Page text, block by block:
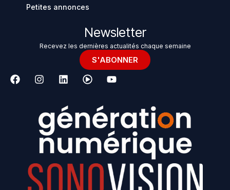
Petites annonces
Newsletter
Recevez les dernières actualités chaque semaine
S'ABONNER